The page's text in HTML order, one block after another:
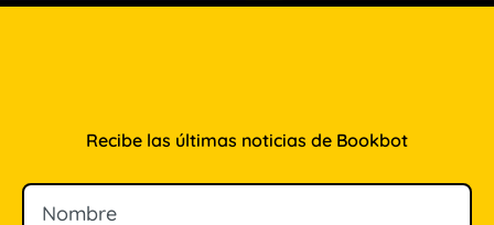
Recibe las últimas noticias de Bookbot
Nombre
Correo